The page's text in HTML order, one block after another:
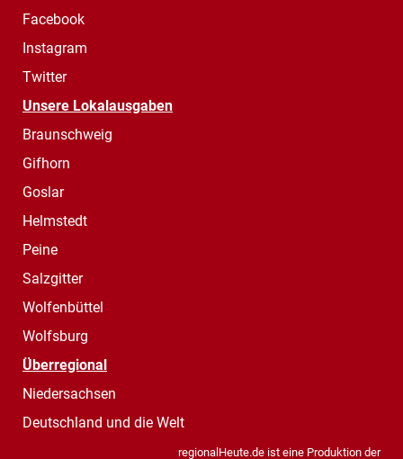
Facebook
Instagram
Twitter
Unsere Lokalausgaben
Braunschweig
Gifhorn
Goslar
Helmstedt
Peine
Salzgitter
Wolfenbüttel
Wolfsburg
Überregional
Niedersachsen
Deutschland und die Welt
regionalHeute.de ist eine Produktion der